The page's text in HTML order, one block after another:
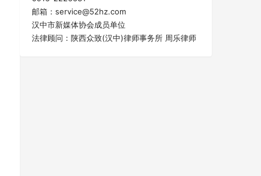
邮箱：service@52hz.com
汉中市新媒体协会成员单位
法律顾问：陕西众致(汉中)律师事务所 周乐律师